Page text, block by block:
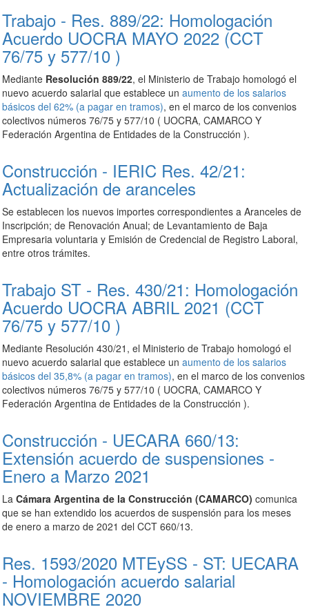
Trabajo - Res. 889/22: Homologación
Acuerdo UOCRA MAYO 2022 (CCT
76/75 y 577/10 )
Mediante Resolución 889/22, el Ministerio de Trabajo homologó el
nuevo acuerdo salarial que establece un aumento de los salarios
básicos del 62% (a pagar en tramos), en el marco de los convenios
colectivos números 76/75 y 577/10 ( UOCRA, CAMARCO Y
Federación Argentina de Entidades de la Construcción ).
Construcción - IERIC Res. 42/21:
Actualización de aranceles
Se establecen los nuevos importes correspondientes a Aranceles de
Inscripción; de Renovación Anual; de Levantamiento de Baja
Empresaria voluntaria y Emisión de Credencial de Registro Laboral,
entre otros trámites.
Trabajo ST - Res. 430/21: Homologación
Acuerdo UOCRA ABRIL 2021 (CCT
76/75 y 577/10 )
Mediante Resolución 430/21, el Ministerio de Trabajo homologó el
nuevo acuerdo salarial que establece un aumento de los salarios
básicos del 35,8% (a pagar en tramos), en el marco de los convenios
colectivos números 76/75 y 577/10 ( UOCRA, CAMARCO Y
Federación Argentina de Entidades de la Construcción ).
Construcción - UECARA 660/13:
Extensión acuerdo de suspensiones -
Enero a Marzo 2021
La Cámara Argentina de la Construcción (CAMARCO) comunica
que se han extendido los acuerdos de suspensión para los meses
de enero a marzo de 2021 del CCT 660/13.
Res. 1593/2020 MTEySS - ST: UECARA
- Homologación acuerdo salarial
NOVIEMBRE 2020